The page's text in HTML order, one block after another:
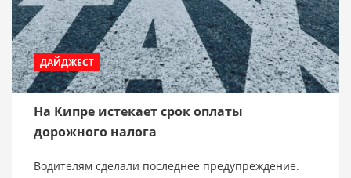
ДАЙДЖЕСТ
На Кипре истекает срок оплаты
дорожного налога
Водителям сделали последнее предупреждение.